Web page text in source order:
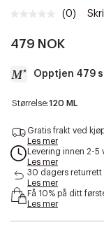
Ingen
Samme
(0)
479 NOK
Opptjen 479
a
c
s
b
i
Størrelse:120 ML
Gratis frakt ved
Les mer
Levering innen 2-5
Les mer
30 dagers returrett
Les mer
Få 10% på ditt
Les mer